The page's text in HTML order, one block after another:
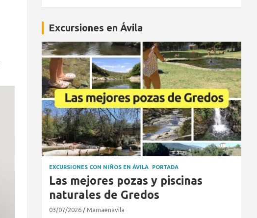
Excursiones en Ávila
EXCURSIONES CON NIÑOS EN ÁVILA PORTADA
Las mejores pozas y piscinas
naturales de Gredos
03/07/2026 Mamaenavila